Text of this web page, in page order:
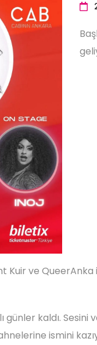
Kuir ve
günler kaldı.
ismini